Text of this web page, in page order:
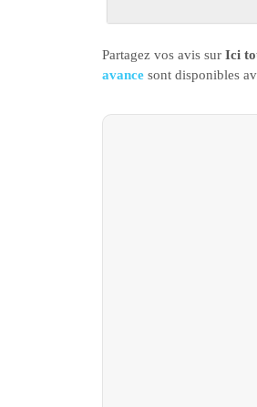
Partagez vos avis sur Ici
avance sont disponibles